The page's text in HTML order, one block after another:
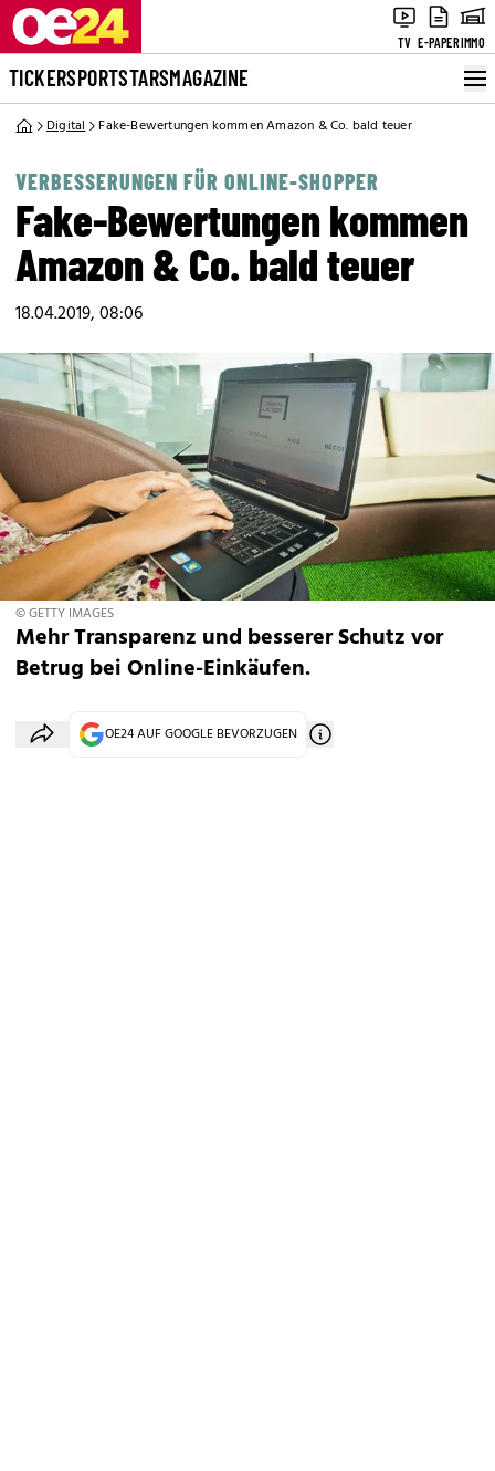
TV E-PAPERIMMO
TICKERSPORTSTARSMAGAZINE
Digital Fake-Bewertungen kommen Amazon & Co. bald teuer
VERBESSERUNGEN FÜR ONLINE-SHOPPER
Fake-Bewertungen kommen
Amazon & Co. bald teuer
18.04.2019, 08:06
© GETTY IMAGES
Mehr Transparenz und besserer Schutz vor
Betrug bei Online-Einkäufen.
OE24 AUF GOOGLE BEVORZUGEN